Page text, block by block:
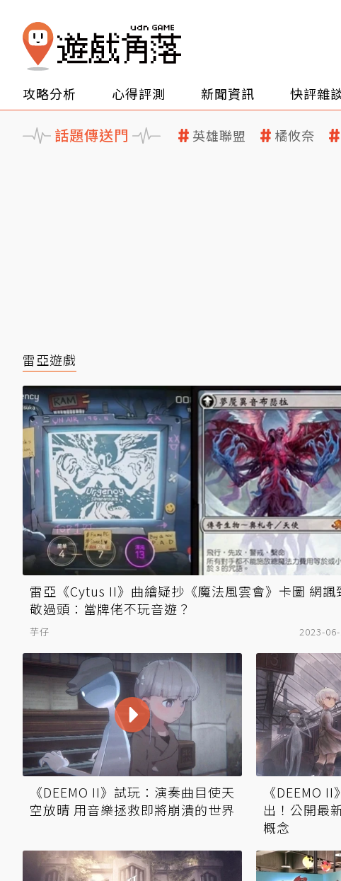
攻略分析 心得評測 新聞資訊 快評雜
話題傳送門 英雄聯盟 橘攸奈
雷亞遊戲
雷亞《Cytus II》曲繪疑抄《魔法風雲會》卡圖 網諷
敬過頭：當牌佬不玩音遊？
芋仔 2023-
《DEEMO II》試玩：演奏曲目使天
空放晴 用音樂拯救即將崩潰的世界
《DEEMO
出！公開最
概念